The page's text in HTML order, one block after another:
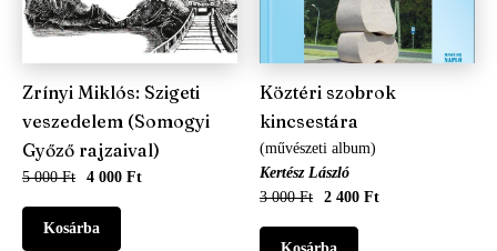
Zrínyi Miklós: Szigeti
veszedelem (Somogyi
Győző rajzaival)
5 000 Ft 4 000 Ft
Köztéri szobrok
kincsestára
(művészeti album)
Kertész László
3 000 Ft
2 400 Ft